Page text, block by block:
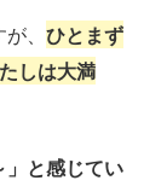
、 ひとまず
しは大満
」と感じてい